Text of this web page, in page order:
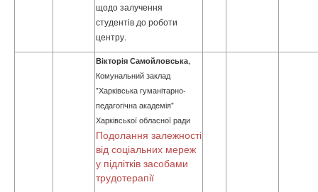
щодо залучення
студентів до роботи
центру.
Вікторія Самойловська,
Комунальний заклад
"Харківська гуманітарно-
педагогічна академія"
Харківської обласної ради
Подолання залежності
від соціальних мереж
у підлітків засобами
трудотерапії